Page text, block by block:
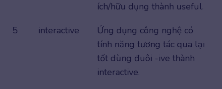
ích/hữu dụng thành useful.
5
interactive
Ứng dụng công nghệ có
tính năng tương tác qua lại
tốt dùng đuôi -ive thành
interactive.